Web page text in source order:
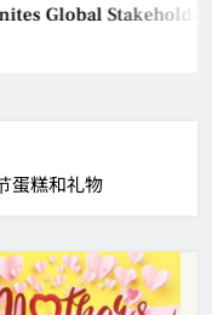
Global
蛋糕和礼物